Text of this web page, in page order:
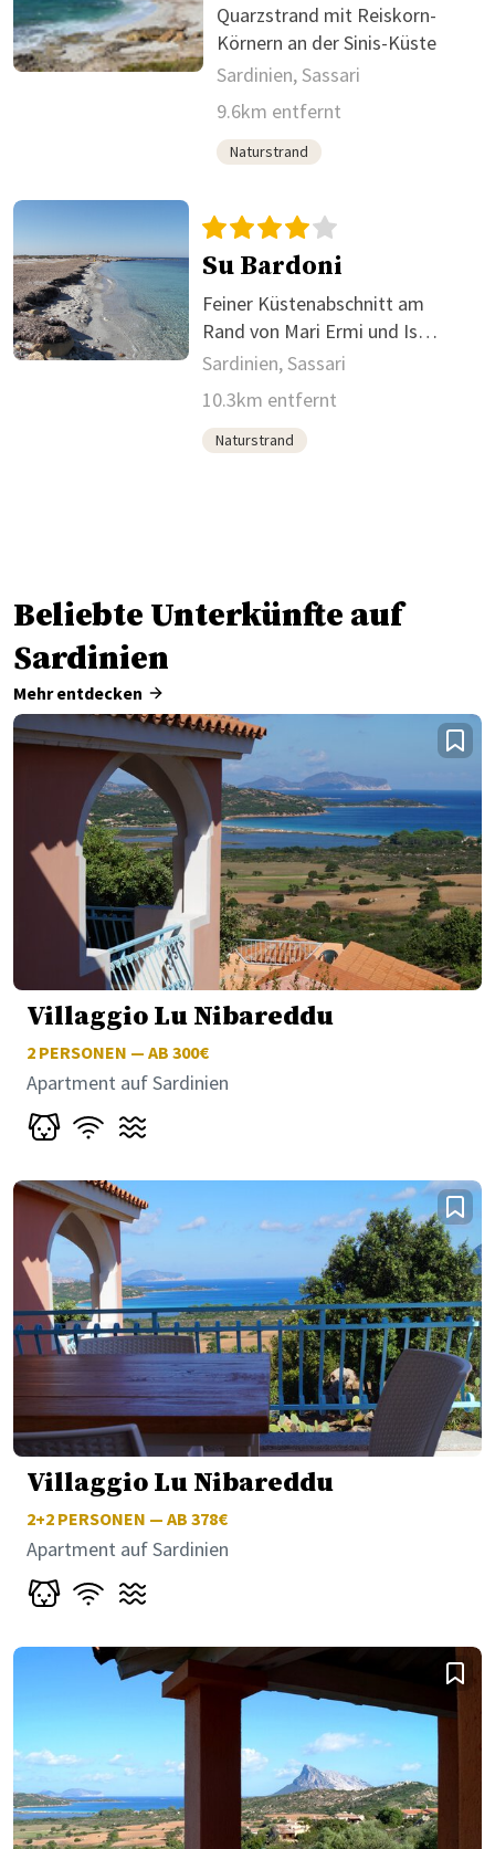
Quarzstrand mit Reiskorn-
Körnern an der Sinis-Küste
Sardinien, Sassari
9.6km entfernt
Naturstrand
Su Bardoni
Feiner Küstenabschnitt am
Rand von Mari Ermi und Is
Arutas
Sardinien, Sassari
10.3km entfernt
Naturstrand
Beliebte Unterkünfte auf
Sardinien
Mehr entdecken
Villaggio Lu Nibareddu
2 PERSONEN — AB 300€
Apartment auf Sardinien
Villaggio Lu Nibareddu
2+2 PERSONEN — AB 378€
Apartment auf Sardinien